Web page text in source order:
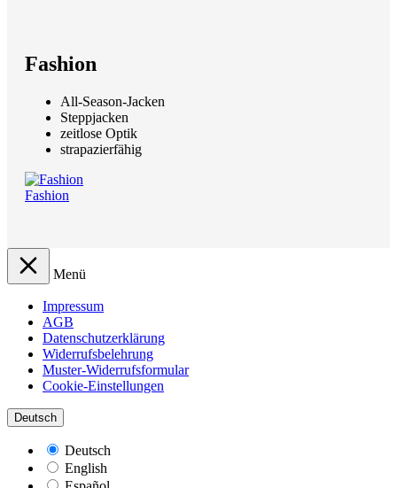
Fashion
All-Season-Jacken
Steppjacken
zeitlose Optik
strapazierfähig
Fashion
Menü
Impressum
AGB
Datenschutzerklärung
Widerrufsbelehrung
Muster-Widerrufsformular
Cookie-Einstellungen
Deutsch
Deutsch
English